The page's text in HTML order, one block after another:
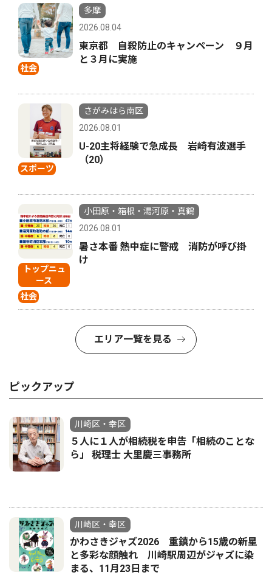
社会
多摩
2026.08.04
東京都 自殺防止のキャンペーン ９月
と３月に実施
スポーツ
さがみはら南区
2026.08.01
U-20主将経験で急成長 岩崎有波選手
（20）
トップニュ
ース
社会
小田原・箱根・湯河原・真鶴
2026.08.01
暑さ本番 熱中症に警戒 消防が呼び掛
け
エリア一覧を見る
ピックアップ
川崎区・幸区
５人に１人が相続税を申告「相続のことな
ら」 税理士 大里慶三事務所
川崎区・幸区
かわさきジャズ2026 重鎮から15歳の新星
と多彩な顔触れ 川崎駅周辺がジャズに染
まる、11月23日まで